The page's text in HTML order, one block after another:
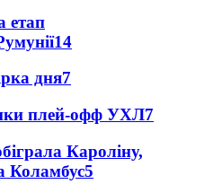
етап
14
дня7
плей-офф УХЛ7
Кароліну,
Коламбус5